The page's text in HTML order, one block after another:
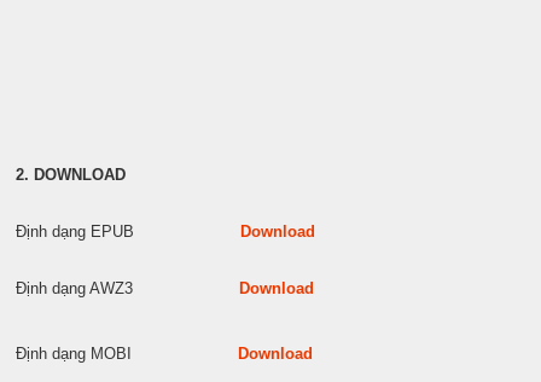
2. DOWNLOAD
Định dạng EPUB Download
Định dạng AWZ3 Download
Định dạng MOBI Download